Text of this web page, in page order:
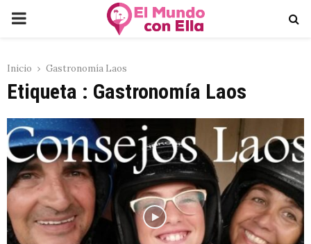
PRIMARY
Inicio Gastronomía Laos
Etiqueta : Gastronomía Laos